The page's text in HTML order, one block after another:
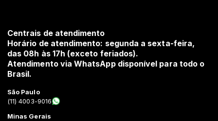
Centrais de atendimento
Horário de atendimento: segunda a sexta-feira,
das 08h às 17h (exceto feriados).
Atendimento via WhatsApp disponível para todo o
Brasil.
São Paulo
(11) 4003-9016
Minas Gerais